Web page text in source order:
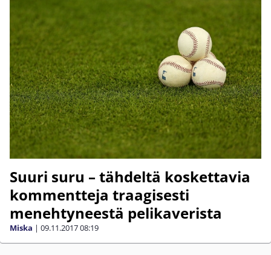
Suuri suru – tähdeltä koskettavia
kommentteja traagisesti
menehtyneestä pelikaverista
Miska | 09.11.201708:19